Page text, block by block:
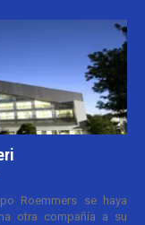
Roemmers se haya
otra compañía a su